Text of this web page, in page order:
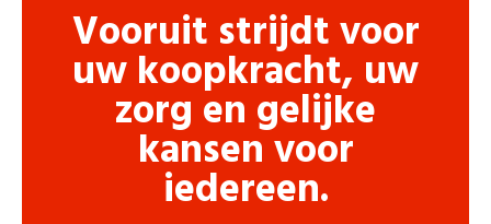
Vooruit strijdt voor
uw koopkracht, uw
zorg en gelijke
kansen voor
iedereen.